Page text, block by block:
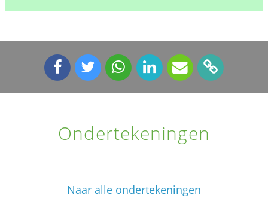
Ondertekeningen
Naar alle ondertekeningen